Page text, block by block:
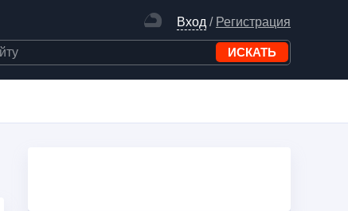
Вход / Регистрация